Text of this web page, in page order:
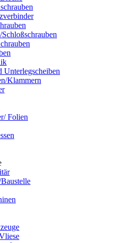
Unterlegscheiben
Klammern
Folien